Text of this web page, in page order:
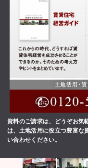
資料のご請求は、どうぞお気
は、土地活用に役立つ豊富な
い合わせください。